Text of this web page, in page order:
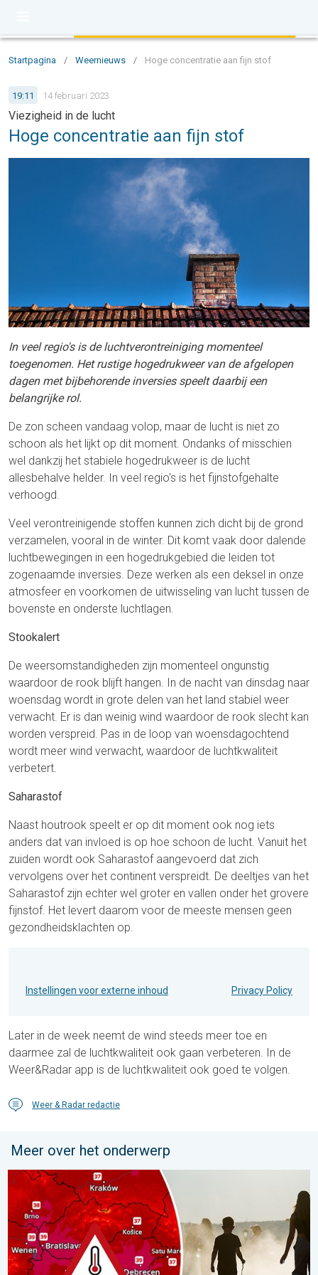
Startpagina / Weernieuws / Hoge concentratie aan fijn stof
19:11 14 februari 2023
Viezigheid in de lucht
Hoge concentratie aan fijn stof
In veel regio's is de luchtverontreiniging momenteel
toegenomen. Het rustige hogedrukweer van de afgelopen
dagen met bijbehorende inversies speelt daarbij een
belangrijke rol.
De zon scheen vandaag volop, maar de lucht is niet zo
schoon als het lijkt op dit moment. Ondanks of misschien
wel dankzij het stabiele hogedrukweer is de lucht
allesbehalve helder. In veel regio's is het fijnstofgehalte
verhoogd.
Veel verontreinigende stoffen kunnen zich dicht bij de grond
verzamelen, vooral in de winter. Dit komt vaak door dalende
luchtbewegingen in een hogedrukgebied die leiden tot
zogenaamde inversies. Deze werken als een deksel in onze
atmosfeer en voorkomen de uitwisseling van lucht tussen de
bovenste en onderste luchtlagen.
Stookalert
De weersomstandigheden zijn momenteel ongunstig
waardoor de rook blijft hangen. In de nacht van dinsdag naar
woensdag wordt in grote delen van het land stabiel weer
verwacht. Er is dan weinig wind waardoor de rook slecht kan
worden verspreid. Pas in de loop van woensdagochtend
wordt meer wind verwacht, waardoor de luchtkwaliteit
verbetert.
Saharastof
Naast houtrook speelt er op dit moment ook nog iets
anders dat van invloed is op hoe schoon de lucht. Vanuit het
zuiden wordt ook Saharastof aangevoerd dat zich
vervolgens over het continent verspreidt. De deeltjes van het
Saharastof zijn echter wel groter en vallen onder het grovere
fijnstof. Het levert daarom voor de meeste mensen geen
gezondheidsklachten op.
Instellingen voor externe inhoud Privacy Policy
Later in de week neemt de wind steeds meer toe en
daarmee zal de luchtkwaliteit ook gaan verbeteren. In de
Weer&Radar app is de luchtkwaliteit ook goed te volgen.
Weer & Radar redactie
Meer over het onderwerp
Extreme hitte in Oost-Europa. Tot ruim 40 graden. . . dinsdag